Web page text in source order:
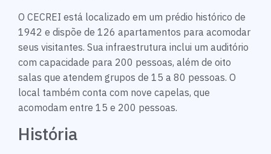
O CECREI está localizado em um prédio histórico de
1942 e dispõe de 126 apartamentos para acomodar
seus visitantes. Sua infraestrutura inclui um auditório
com capacidade para 200 pessoas, além de oito
salas que atendem grupos de 15 a 80 pessoas. O
local também conta com nove capelas, que
acomodam entre 15 e 200 pessoas.
História